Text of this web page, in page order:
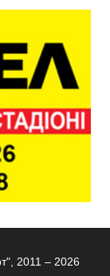
2011 – 2026